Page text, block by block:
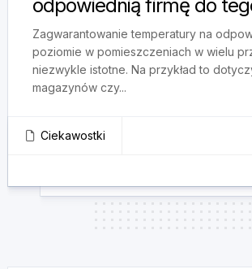
odpowiednią firmę do
Zagwarantowanie temperatury na
poziomie w pomieszczeniach w wielu
niezwykle istotne. Na przykład to
magazynów czy...
Ciekawostki